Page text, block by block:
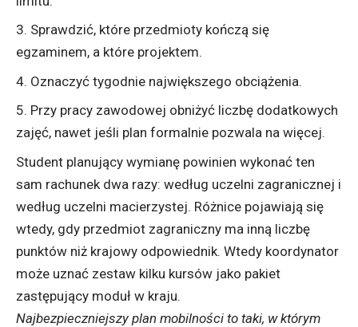
Sprawdzić, które przedmioty kończą się
egzaminem, a które projektem.
Oznaczyć tygodnie największego obciążenia.
Przy pracy zawodowej obniżyć liczbę dodatkowych
zajęć, nawet jeśli plan formalnie pozwala na więcej.
Student planujący wymianę powinien wykonać ten
sam rachunek dwa razy: według uczelni zagranicznej i
według uczelni macierzystej. Różnice pojawiają się
wtedy, gdy przedmiot zagraniczny ma inną liczbę
punktów niż krajowy odpowiednik. Wtedy koordynator
może uznać zestaw kilku kursów jako pakiet
zastępujący moduł w kraju.
Najbezpieczniejszy plan mobilności to taki, w którym